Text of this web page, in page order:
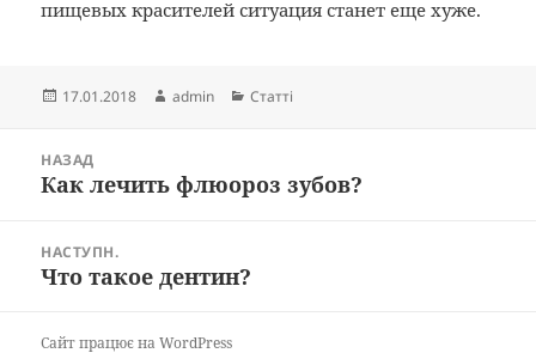
пищевых красителей ситуация станет еще хуже.
Опубліковано
17.01.2018 Автор
admin Категорії
Статті
записівНАЗАД
Попередній
Как лечить флюороз зубов?
НАСТУПН.
Наступний
Что такое дентин?
Сайт працює на WordPress